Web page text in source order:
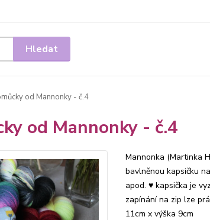
Hledat
od Mannonky - č.4
od Mannonky - č.4
Mannonka (Martinka
bavlněnou kapsičku
apod. ♥ kapsička je
zapínání na zip lze
11cm x výška